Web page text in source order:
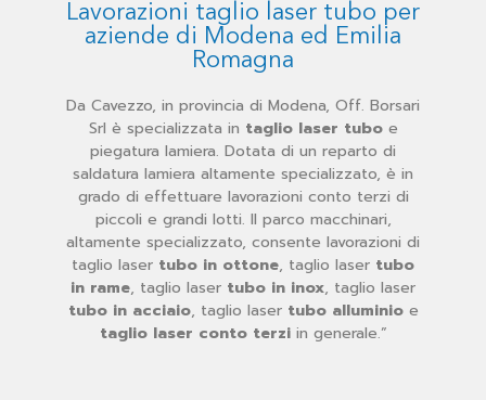
Lavorazioni taglio laser tubo per
aziende di Modena ed Emilia
Romagna
Da Cavezzo, in provincia di Modena, Off. Borsari
Srl è specializzata in taglio laser tuboe
piegatura lamiera. Dotata di un reparto di
saldatura lamiera altamente specializzato, è in
grado di effettuare lavorazioni conto terzi di
piccoli e grandi lotti. Il parco macchinari,
altamente specializzato, consente lavorazioni di
taglio laser tubo in ottone, taglio laser tubo
in rame, taglio laser tubo in inox, taglio laser
tubo in acciaio, taglio laser tubo alluminioe
taglio laser conto terziin generale.”